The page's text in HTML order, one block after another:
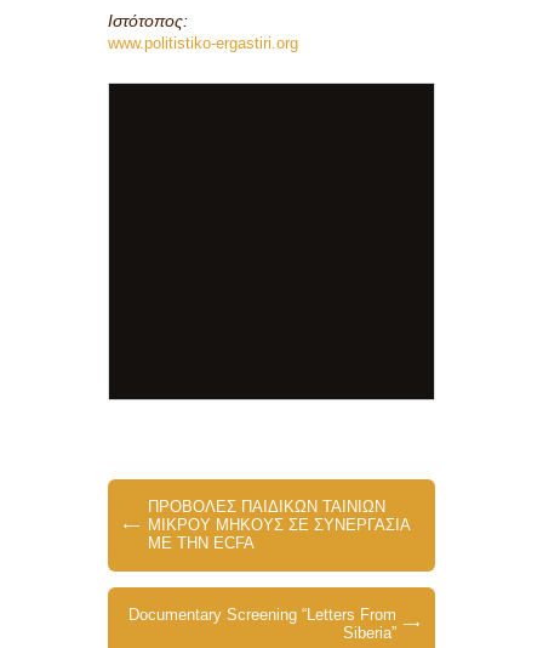
Ιστότοπος:
www.politistiko-ergastiri.org
ΠΡΟΒΟΛΕΣ ΠΑΙΔΙΚΩΝ ΤΑΙΝΙΩΝ
ΜΙΚΡΟΥ ΜΗΚΟΥΣ ΣΕ ΣΥΝΕΡΓΑΣΙΑ
ΜΕ ΤΗΝ ECFA
Documentary Screening “Letters From
Siberia”